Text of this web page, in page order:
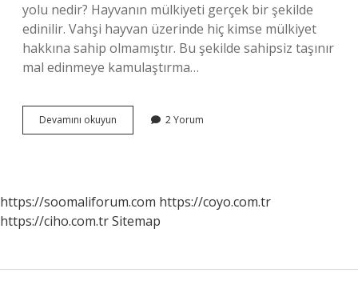
yolu nedir? Hayvanın mülkiyeti gerçek bir şekilde
edinilir. Vahşi hayvan üzerinde hiç kimse mülkiyet
hakkına sahip olmamıştır. Bu şekilde sahipsiz taşınır
mal edinmeye kamulaştırma…
Devamını okuyun
Ne
2 Yorum
https://soomaliforum.com https://coyo.com.tr
https://ciho.com.trSitemap